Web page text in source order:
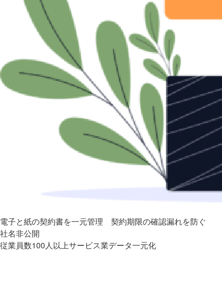
電子と紙の契約書を一元管理 契約期限の確認漏れを防ぐ
社名非公開
従業員数100人以上サービス業データ一元化